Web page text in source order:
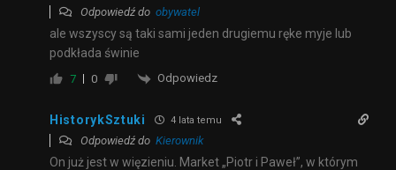
Odpowiedź do obywatel
ale wszyscy są taki sami jeden drugiemu ręke myje lub
podkłada świnie
7 0 Odpowiedz
HistorykSztuki 4 lata temu
Odpowiedź do Kierownik
On już jest w więzieniu. Market „Piotr i Paweł”, w którym